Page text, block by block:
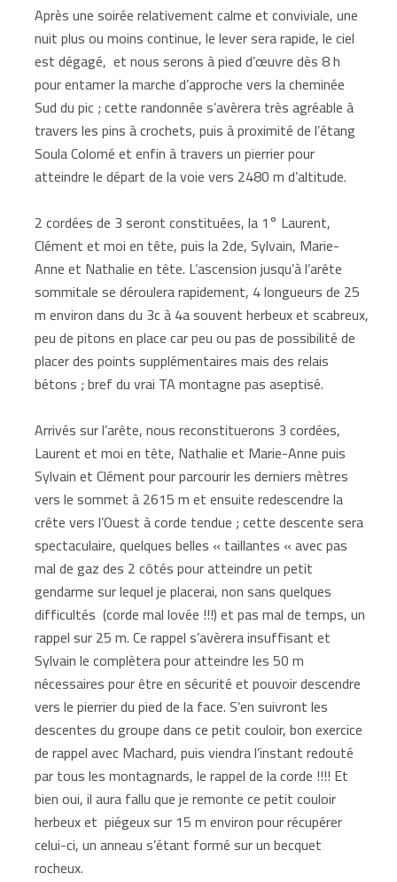
Après une soirée relativement calme et conviviale, une
nuit plus ou moins continue, le lever sera rapide, le ciel
est dégagé, et nous serons à pied d’œuvre dès 8 h
pour entamer la marche d’approche vers la cheminée
Sud du pic ; cette randonnée s’avèrera très agréable à
travers les pins à crochets, puis à proximité de l’étang
Soula Colomé et enfin à travers un pierrier pour
atteindre le départ de la voie vers 2480 m d’altitude.
2 cordées de 3 seront constituées, la 1° Laurent,
Clément et moi en tête, puis la 2de, Sylvain, Marie-
Anne et Nathalie en tête. L’ascension jusqu’à l’arête
sommitale se déroulera rapidement, 4 longueurs de 25
m environ dans du 3c à 4a souvent herbeux et scabreux,
peu de pitons en place car peu ou pas de possibilité de
placer des points supplémentaires mais des relais
bétons ; bref du vrai TA montagne pas aseptisé.
Arrivés sur l’arête, nous reconstituerons 3 cordées,
Laurent et moi en tête, Nathalie et Marie-Anne puis
Sylvain et Clément pour parcourir les derniers mètres
vers le sommet à 2615 m et ensuite redescendre la
crête vers l’Ouest à corde tendue ; cette descente sera
spectaculaire, quelques belles « taillantes « avec pas
mal de gaz des 2 côtés pour atteindre un petit
gendarme sur lequel je placerai, non sans quelques
difficultés (corde mal lovée !!!) et pas mal de temps, un
rappel sur 25 m. Ce rappel s’avèrera insuffisant et
Sylvain le complètera pour atteindre les 50 m
nécessaires pour être en sécurité et pouvoir descendre
vers le pierrier du pied de la face. S’en suivront les
descentes du groupe dans ce petit couloir, bon exercice
de rappel avec Machard, puis viendra l’instant redouté
par tous les montagnards, le rappel de la corde !!!! Et
bien oui, il aura fallu que je remonte ce petit couloir
herbeux et piégeux sur 15 m environ pour récupérer
celui-ci, un anneau s’étant formé sur un becquet
rocheux.